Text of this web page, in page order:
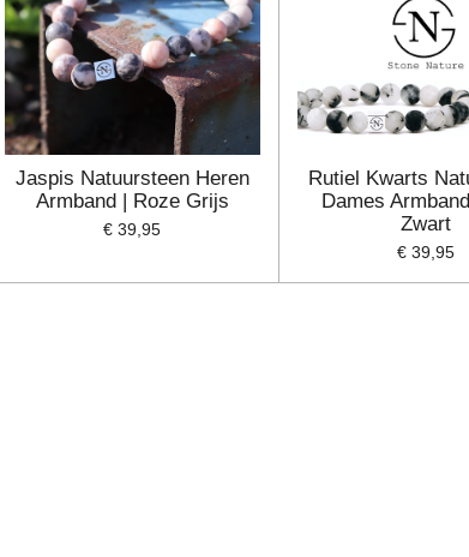
Jaspis Natuursteen Heren
Armband | Roze Grijs
€ 39,95
Rutiel Kwarts
Dames
Zwart
€ 39,95